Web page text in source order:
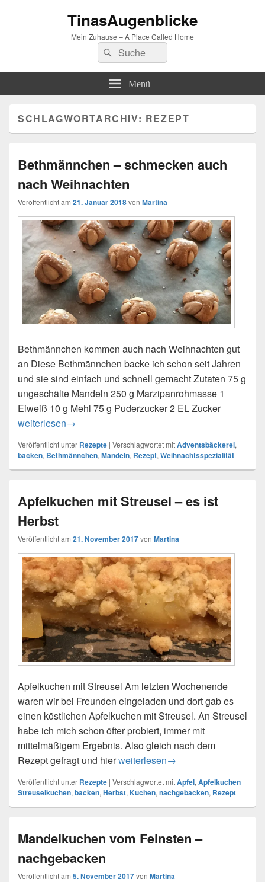
TinasAugenblicke
Mein Zuhause – A Place Called Home
Suchen
nach:
Suchen
Menü
SCHLAGWORTARCHIV: REZEPT
Bethmännchen – schmecken auch
nach Weihnachten
Veröffentlicht am 21. Januar 2018von Martina
Bethmännchen kommen auch nach Weihnachten gut
an Diese Bethmännchen backe ich schon seit Jahren
und sie sind einfach und schnell gemacht Zutaten 75 g
ungeschälte Mandeln 250 g Marzipanrohmasse 1
Eiweiß 10 g Mehl 75 g Puderzucker 2 EL Zucker
Bethmännchen – schmecken auch nach Weihnachten
weiterlesen→
Veröffentlicht unter Rezepte | Verschlagwortet mitAdventsbäckerei,
backen, Bethmännchen,Mandeln, Rezept,Weihnachtsspezialität
Apfelkuchen mit Streusel – es ist
Herbst
Veröffentlicht am 21. November 2017von Martina
Apfelkuchen mit Streusel Am letzten Wochenende
waren wir bei Freunden eingeladen und dort gab es
einen köstlichen Apfelkuchen mit Streusel. An Streusel
habe ich mich schon öfter probiert, immer mit
mittelmäßigem Ergebnis. Also gleich nach dem
Rezept gefragt und hierApfelkuchen mit Streusel – es ist
weiterlesen→
Veröffentlicht unter Rezepte | Verschlagwortet mitApfel, Apfelkuchen
Streuselkuchen, backen, Herbst, Kuchen, nachgebacken, Rezept
Mandelkuchen vom Feinsten –
nachgebacken
Veröffentlicht am 5. November 2017von Martina